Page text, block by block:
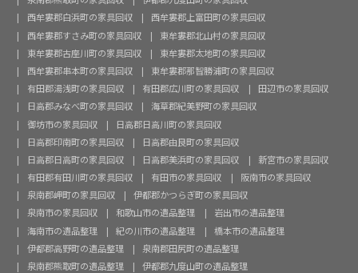
西牟婁郡白浜町の家具回収
西牟婁郡上富田町の家具回収
西牟婁郡すさみ町の家具回収
東牟婁郡北山村の家具回収
東牟婁郡古座川町の家具回収
東牟婁郡太地町の家具回収
西牟婁郡串本町の家具回収
東牟婁郡那智勝浦町の家具回収
有田郡湯浅町の家具回収
有田郡広川町の家具回収
田辺市の家具回収
日高郡みなべ町の家具回収
海草郡紀美野町の家具回収
御坊市の家具回収
日高郡日高川町の家具回収
日高郡印南町の家具回収
日高郡由良町の家具回収
日高郡日高町の家具回収
日高郡美浜町の家具回収
新宮市の家具回収
有田郡有田川町の家具回収
有田市の家具回収
阪南市の家具回収
泉南郡岬町の家具回収
伊都郡かつらぎ町の家具回収
泉南市の家具回収
和歌山市の遺品整理
岩出市の遺品整理
海南市の遺品整理
紀の川市の遺品整理
橋本市の遺品整理
伊都郡高野町の遺品整理
泉南郡田尻町の遺品整理
泉南郡熊取町の遺品整理
伊都郡九度山町の遺品整理